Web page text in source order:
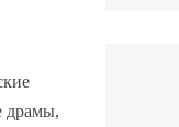
драмы,